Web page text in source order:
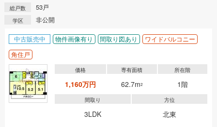
総戸数 53戸
学区 非公開
中古販売中 物件画像有り 間取り図あり
ワイドバルコニー
角住戸
価格
1,160万円
専有面積
62.7m2
所在階
1階
間取り
3LDK
方位
北東